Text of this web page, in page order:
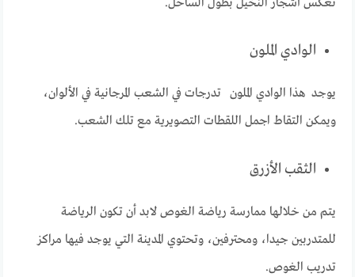
الوادي الملون
يوجد هذا الوادي الملون تدرجات في الشعب المرجانية في الألوان،
ويمكن التقاط اجمل اللقطات التصويرية مع تلك الشعب.
الثقب الأزرق
يتم من خلالها ممارسة رياضة الغوص لابد أن تكون الرياضة
للمتدربين جيدا، ومحترفين، وتحتوي المدينة التي يوجد فيها مراكز
تدريب الغوص.